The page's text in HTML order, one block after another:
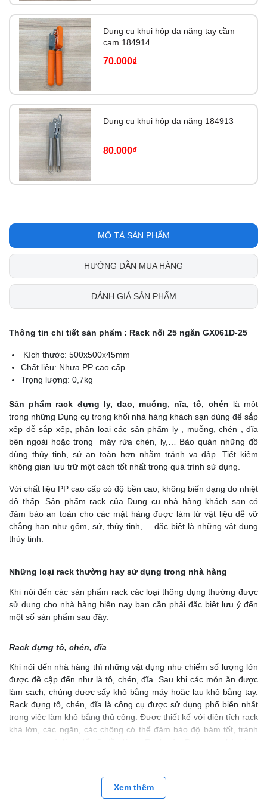
Dụng cụ khui hộp đa năng tay cầm
cam 184914
70.000₫
Dụng cụ khui hộp đa năng 184913
80.000₫
MÔ TẢ SẢN PHẨM
HƯỚNG DẪN MUA HÀNG
ĐÁNH GIÁ SẢN PHẨM
Thông tin chi tiết sản phẩm : Rack nối 25 ngăn GX061D-25
Kích thước: 500x500x45mm
Chất liệu: Nhựa PP cao cấp
Trọng lượng: 0,7kg
Sản phẩm rack đựng ly, dao, muỗng, nĩa, tô, chén là một
trong những Dụng cụ trong khối nhà hàng khách sạn dùng để sắp
xếp dễ sắp xếp, phân loại các sản phẩm ly , muỗng, chén , dĩa
bên ngoài hoặc trong máy rửa chén, ly,… Bảo quản những đồ
dùng thủy tinh, sứ an toàn hơn nhằm tránh va đập. Tiết kiệm
không gian lưu trữ một cách tốt nhất trong quá trình sử dụng.
Với chất liệu PP cao cấp có độ bền cao, không biến dạng do nhiệt
độ thấp. Sản phẩm rack của Dụng cụ nhà hàng khách sạn có
đảm bảo an toàn cho các mặt hàng được làm từ vật liệu dễ vỡ
chẳng hạn như gốm, sứ, thủy tinh,… đặc biệt là những vật dụng
thủy tinh.
Những loại rack thường hay sử dụng trong nhà hàng
Khi nói đến các sản phẩm rack các loại thông dụng thường được
sử dụng cho nhà hàng hiện nay bạn cần phải đặc biệt lưu ý đến
một số sản phẩm sau đây:
Rack đựng tô, chén, đĩa
Khi nói đến nhà hàng thì những vật dụng như chiếm số lượng lớn
được đề cập đến như là tô, chén, đĩa. Sau khi các món ăn được
làm sạch, chúng được sấy khô bằng máy hoặc lau khô bằng tay.
Rack đựng tô, chén, đĩa là công cụ được sử dụng phổ biến nhất
trong việc làm khô bằng thủ công. Được thiết kế với diện tích rack
khá lớn, các ngăn, các chông có thể đảm bảo độ bám tốt, tránh
Xem thêm